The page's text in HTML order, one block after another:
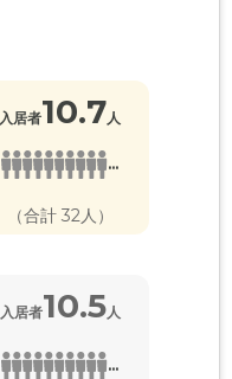
入居者10.7 人
...
（合計 32人）
入居者10.5人
...